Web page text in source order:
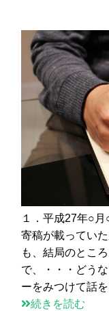
１．平成27年○
寄稿が載ってい
も、結局のとこ
で、・・・どう
ーをみつけて話
続きを読む